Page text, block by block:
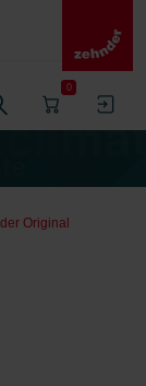
0
Original